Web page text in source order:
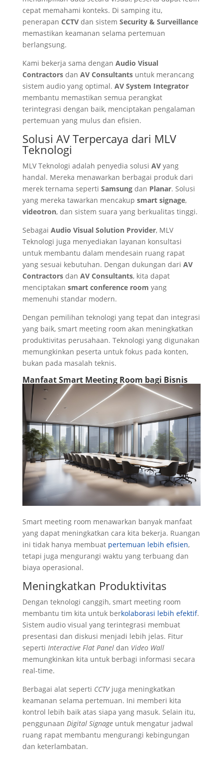
cepat memahami konteks. Di samping itu,
penerapan CCTVdan sistem Security & Surveillance
memastikan keamanan selama pertemuan
berlangsung.
Kami bekerja sama dengan Audio Visual
Contractorsdan AV Consultantsuntuk merancang
sistem audio yang optimal. AV System Integrator
membantu memastikan semua perangkat
terintegrasi dengan baik, menciptakan pengalaman
pertemuan yang mulus dan efisien.
Solusi AV Terpercaya dari MLV
Teknologi
MLV Teknologi adalah penyedia solusi AVyang
handal. Mereka menawarkan berbagai produk dari
merek ternama seperti Samsungdan Planar. Solusi
yang mereka tawarkan mencakup smart signage,
videotron, dan sistem suara yang berkualitas tinggi.
Sebagai Audio Visual Solution Provider, MLV
Teknologi juga menyediakan layanan konsultasi
untuk membantu dalam mendesain ruang rapat
yang sesuai kebutuhan. Dengan dukungan dari AV
Contractorsdan AV Consultants, kita dapat
menciptakan smart conference room yang
memenuhi standar modern.
Dengan pemilihan teknologi yang tepat dan integrasi
yang baik, smart meeting room akan meningkatkan
produktivitas perusahaan. Teknologi yang digunakan
memungkinkan peserta untuk fokus pada konten,
bukan pada masalah teknis.
Manfaat Smart Meeting Room bagi Bisnis
Smart meeting room menawarkan banyak manfaat
yang dapat meningkatkan cara kita bekerja. Ruangan
ini tidak hanya membuat pertemuan lebih efisien,
tetapi juga mengurangi waktu yang terbuang dan
biaya operasional.
Meningkatkan Produktivitas
Dengan teknologi canggih, smart meeting room
membantu tim kita untuk berkolaborasi lebih efektif.
Sistem audio visual yang terintegrasi membuat
presentasi dan diskusi menjadi lebih jelas. Fitur
seperti Interactive Flat Paneldan Video Wall
memungkinkan kita untuk berbagi informasi secara
real-time.
Berbagai alat seperti CCTVjuga meningkatkan
keamanan selama pertemuan. Ini memberi kita
kontrol lebih baik atas siapa yang masuk. Selain itu,
penggunaan Digital Signageuntuk mengatur jadwal
ruang rapat membantu mengurangi kebingungan
dan keterlambatan.